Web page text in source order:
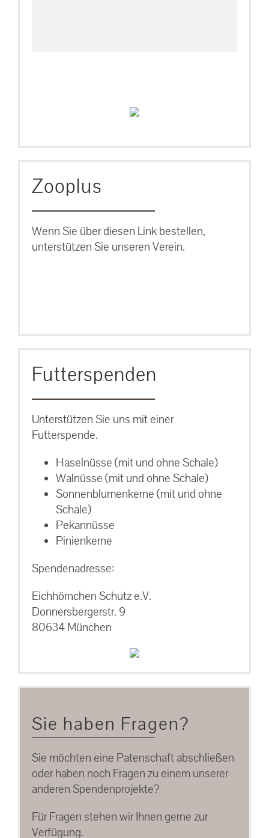
Zooplus
Wenn Sie über diesen Link bestellen,
unterstützen Sie unseren Verein.
Futterspenden
Unterstützen Sie uns mit einer
Futterspende.
Haselnüsse (mit und ohne Schale)
Walnüsse (mit und ohne Schale)
Sonnenblumenkerne (mit und ohne
Schale)
Pekannüsse
Pinienkerne
Spendenadresse:
Eichhörnchen Schutz e.V.
Donnersbergerstr. 9
80634 München
Sie haben Fragen?
Sie möchten eine Patenschaft abschließen
oder haben noch Fragen zu einem unserer
anderen Spendenprojekte?
Für Fragen stehen wir Ihnen gerne zur
Verfügung.